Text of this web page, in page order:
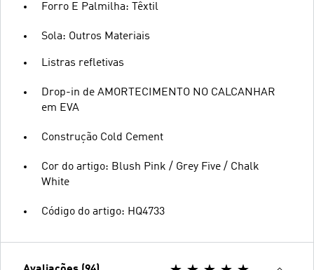
Forro E Palmilha: Têxtil
Sola: Outros Materiais
Listras refletivas
Drop-in de AMORTECIMENTO NO CALCANHAR
em EVA
Construção Cold Cement
Cor do artigo: Blush Pink / Grey Five / Chalk
White
Código do artigo: HQ4733